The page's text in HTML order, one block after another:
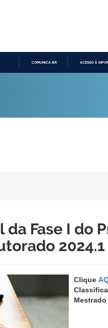
COMUNICA BR ACESSO À
da Fase I do
2024.1
Clique